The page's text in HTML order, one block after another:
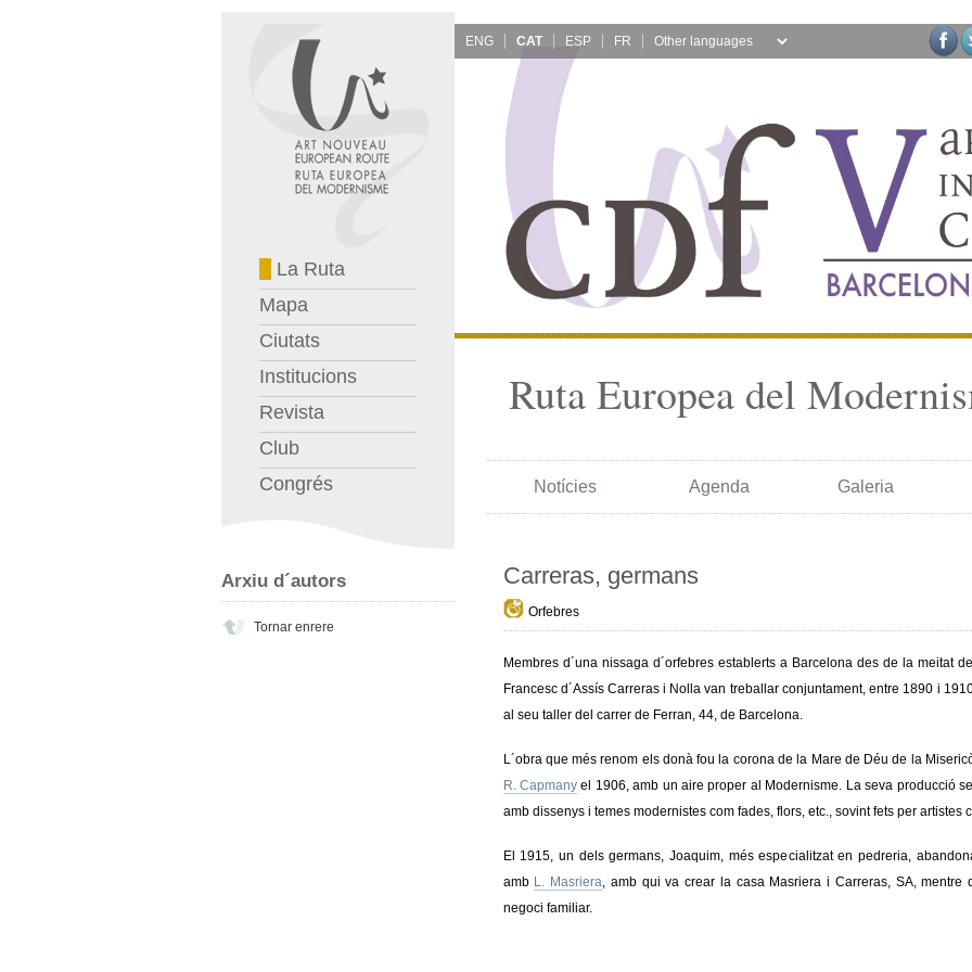
La Ruta
Mapa
Ciutats
Institucions
Revista
Club
Congrés
Arxiu d´autors
Tornar enrere
ENG CAT ESP FR
Ruta Europea del
Notícies Agenda Galeria
Carreras, germans
Orfebres
Membres d´una nissaga d´orfebres establerts a Barcelona des de la meitat
Francesc d´Assís Carreras i Nolla van treballar conjuntament, entre 1890 i
al seu taller del carrer de Ferran, 44, de Barcelona.
L´obra que més renom els donà fou la corona de la Mare de Déu de la
R. Capmanyel 1906, amb un aire proper al Modernisme. La seva producció
amb dissenys i temes modernistes com fades, flors, etc., sovint fets per artistes
El 1915, un dels germans, Joaquim, més especialitzat en pedreria,
amb L. Masriera, amb qui va crear la casa Masriera i Carreras, SA, mentre
negoci familiar.